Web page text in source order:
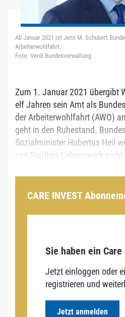
Ab Januar 2021 ist Jens M. Schubert
Arbeiterwohlfahrt.
Foto: Verdi Bundesverwaltung
Zum 1. Januar 2021 übergibt
elf Jahren sein Amt als
der Arbeiterwohlfahrt (AWO)
geht in den Ruhestand.
Sozialminister Hubertus Heil
von Stadlers Lebenswerk nicht
CARE INVEST
Sie haben ein
Jetzt einloggen oder
registrieren und
Jetzt anmelden